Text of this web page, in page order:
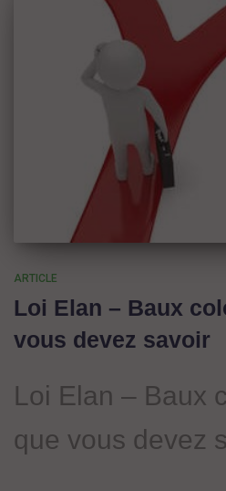
ARTICLE
Loi Elan – Baux
vous devez savoir
Loi Elan – Baux
que vous devez